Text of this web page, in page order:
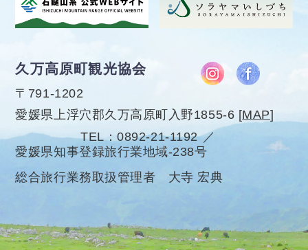
久万高原町観光協会
〒791-1202
愛媛県上浮穴郡久万高原町入野1855-6 [MAP]
TEL
0892-21-1192
愛媛県知事登録旅行業地域-238号
総合旅行業務取扱管理者 大寺 宏典